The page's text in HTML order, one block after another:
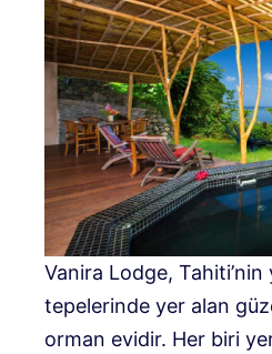
Vanira Lodge, Tahiti’nin
tepelerinde yer alan
orman evidir. Her biri